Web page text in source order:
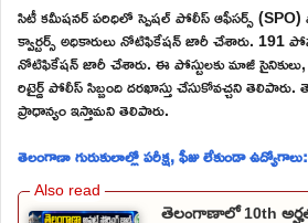
సిటీ కమీషనర్ పరిధిలో స్పెషల్ పోలీస్ ఆఫీసర్స్ (SPO)
క్వార్టర్స్ అధికారులు నోటిఫికేషన్ జారీ చేశారు. 191
నోటిఫికేషన్ జారీ చేశారు. ఈ పోస్టులకు మాజీ
రిటైర్డ్ పోలీస్ సిబ్బంది దరఖాస్తు చేసుకోవచ్చని
ప్రాధాన్యం ఇస్తామని తెలిపారు.
తెలంగాణా గురుకులాల్లో పరీక్ష, ఫీజు లేకుండా
తెలంగాణాలో 10th